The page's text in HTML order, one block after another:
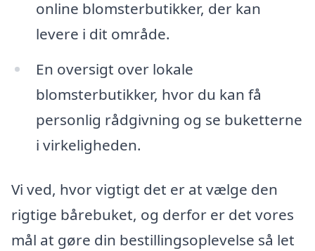
online blomsterbutikker, der kan
levere i dit område.
En oversigt over lokale
blomsterbutikker, hvor du kan få
personlig rådgivning og se buketterne
i virkeligheden.
Vi ved, hvor vigtigt det er at vælge den
rigtige bårebuket, og derfor er det vores
mål at gøre din bestillingsoplevelse så let